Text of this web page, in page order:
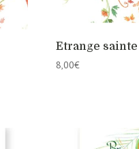
Etrange
8,00€